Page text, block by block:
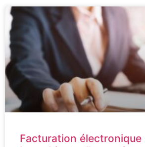
Facturation électronique